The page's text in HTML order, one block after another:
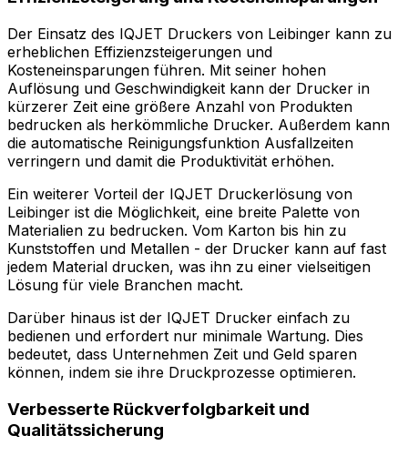
Der Einsatz des IQJET Druckers von Leibinger kann zu
erheblichen Effizienzsteigerungen und
Kosteneinsparungen führen. Mit seiner hohen
Auflösung und Geschwindigkeit kann der Drucker in
kürzerer Zeit eine größere Anzahl von Produkten
bedrucken als herkömmliche Drucker. Außerdem kann
die automatische Reinigungsfunktion Ausfallzeiten
verringern und damit die Produktivität erhöhen.
Ein weiterer Vorteil der IQJET Druckerlösung von
Leibinger ist die Möglichkeit, eine breite Palette von
Materialien zu bedrucken. Vom Karton bis hin zu
Kunststoffen und Metallen - der Drucker kann auf fast
jedem Material drucken, was ihn zu einer vielseitigen
Lösung für viele Branchen macht.
Darüber hinaus ist der IQJET Drucker einfach zu
bedienen und erfordert nur minimale Wartung. Dies
bedeutet, dass Unternehmen Zeit und Geld sparen
können, indem sie ihre Druckprozesse optimieren.
Verbesserte Rückverfolgbarkeit und
Qualitätssicherung